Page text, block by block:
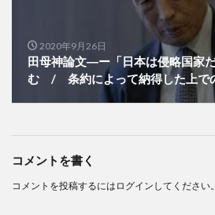
2020年9月26日
田母神論文―ー「日本は侵略国家
む / 条約によって納得した上で
コメントを書く
コメントを投稿するには ログイン してください。